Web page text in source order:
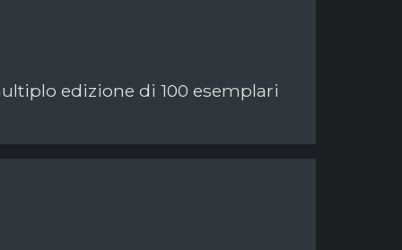
edizione di 100 esemplari